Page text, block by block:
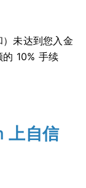
未达到您入金
10% 手续
上自信